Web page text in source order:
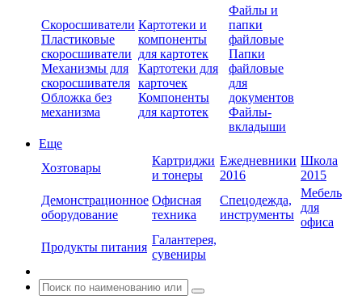
Скоросшиватели
Пластиковые
скоросшиватели
Механизмы для
скоросшивателя
Обложка без
механизма
Картотеки и
компоненты
для картотек
Картотеки для
карточек
Компоненты
для картотек
Файлы и
папки
файловые
Папки
файловые
для
документов
Файлы-
вкладыши
Еще
Хозтовары
Картриджи
и тонеры
Ежедневники
2016
Школа
2015
Демонстрационное
оборудование
Офисная
техника
Спецодежда,
инструменты
Мебель
для
офиса
Продукты питания
Галантерея,
сувениры